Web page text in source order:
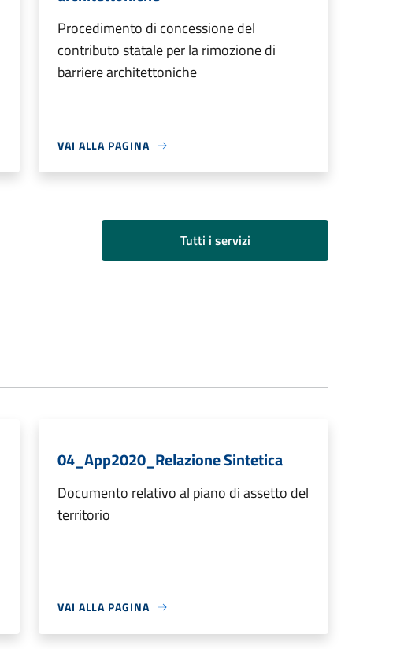
Procedimento di concessione del
contributo statale per la rimozione di
barriere architettoniche
VAI ALLA PAGINA
Tutti i servizi
04_App2020_Relazione Sintetica
Documento relativo al piano di assetto del
territorio
VAI ALLA PAGINA